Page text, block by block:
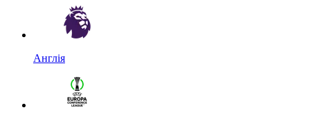
Англія